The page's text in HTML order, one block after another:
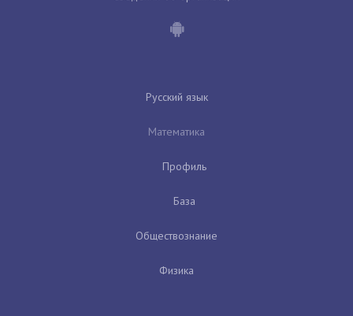
Русский язык
Математика
Профиль
База
Обществознание
Физика